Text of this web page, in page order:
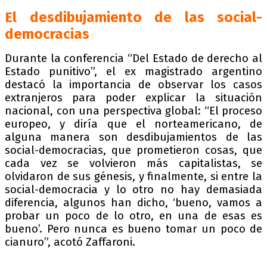
El desdibujamiento de las social-
democracias
Durante la conferencia “Del Estado de derecho al
Estado punitivo”, el ex magistrado argentino
destacó la importancia de observar los casos
extranjeros para poder explicar la situación
nacional, con una perspectiva global: “El proceso
europeo, y diría que el norteamericano, de
alguna manera son desdibujamientos de las
social-democracias, que prometieron cosas, que
cada vez se volvieron más capitalistas, se
olvidaron de sus génesis, y finalmente, si entre la
social-democracia y lo otro no hay demasiada
diferencia, algunos han dicho, ‘bueno, vamos a
probar un poco de lo otro, en una de esas es
bueno’. Pero nunca es bueno tomar un poco de
cianuro”, acotó Zaffaroni.